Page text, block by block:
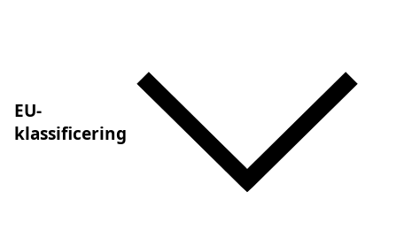
EU-
klassificering